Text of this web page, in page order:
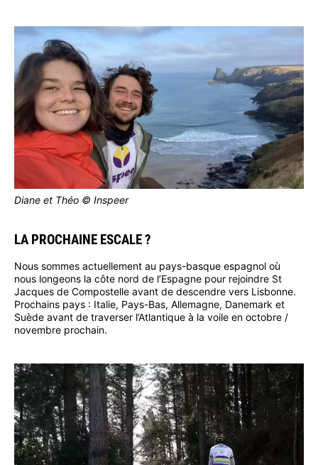
Diane et Théo © Inspeer
LA PROCHAINE ESCALE ?
Nous sommes actuellement au pays-basque espagnol où
nous longeons la côte nord de l’Espagne pour rejoindre St
Jacques de Compostelle avant de descendre vers Lisbonne.
Prochains pays : Italie, Pays-Bas, Allemagne, Danemark et
Suède avant de traverser l’Atlantique à la voile en octobre /
novembre prochain.